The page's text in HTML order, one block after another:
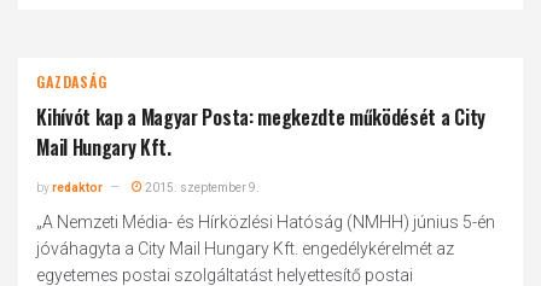
GAZDASÁG
Kihívót kap a Magyar Posta: megkezdte működését a City
Mail Hungary Kft.
byredaktor 2015. szeptember 9.
„A Nemzeti Média- és Hírközlési Hatóság (NMHH) június 5-én
jóváhagyta a City Mail Hungary Kft. engedélykérelmét az
egyetemes postai szolgáltatást helyettesítő postai